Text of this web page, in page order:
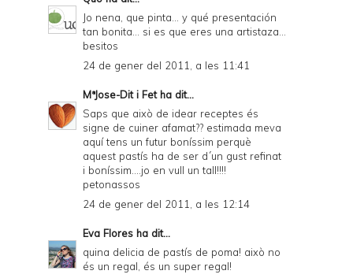
Jo nena, que pinta... y qué presentación
tan bonita... si es que eres una artistaza...
besitos
24 de gener del 2011, a les 11:41
MªJose-Dit i Fetha dit...
Saps que això de idear receptes és
signe de cuiner afamat?? estimada meva
aquí tens un futur boníssim perquè
aquest pastís ha de ser d´un gust refinat
i boníssim....jo en vull un tall!!!!
petonassos
24 de gener del 2011, a les 12:14
Eva Flores ha dit...
quina delicia de pastís de poma! això no
és un regal, és un super regal!